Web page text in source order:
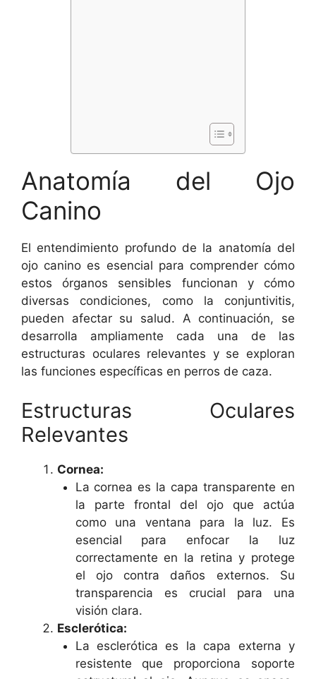
Anatomía del Ojo
Canino
El entendimiento profundo de la anatomía del
ojo canino es esencial para comprender cómo
estos órganos sensibles funcionan y cómo
diversas condiciones, como la conjuntivitis,
pueden afectar su salud. A continuación, se
desarrolla ampliamente cada una de las
estructuras oculares relevantes y se exploran
las funciones específicas en perros de caza.
Estructuras Oculares
Relevantes
Cornea:
La cornea es la capa transparente en
la parte frontal del ojo que actúa
como una ventana para la luz. Es
esencial para enfocar la luz
correctamente en la retina y protege
el ojo contra daños externos. Su
transparencia es crucial para una
visión clara.
Esclerótica:
La esclerótica es la capa externa y
resistente que proporciona soporte